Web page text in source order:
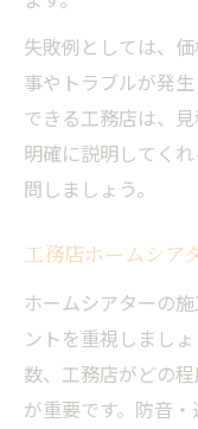
失敗例としては、
事やトラブルが発
できる工務店は、
明確に説明してく
問しましょう。
工務店ホームシア
ホームシアターの
ントを重視しまし
数、工務店がどの
が重要です。防音